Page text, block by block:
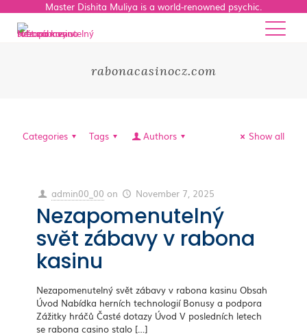
Master Dishita Muliya is a world-renowned psychic.
rabonacasinocz.com
Categories Tags Authors Show all
admin00_00 on November 7, 2025
Nezapomenutelný
svět zábavy v rabona
kasinu
Nezapomenutelný svět zábavy v rabona kasinu Obsah
Úvod Nabídka herních technologií Bonusy a podpora
Zážitky hráčů Časté dotazy Úvod V posledních letech
se rabona casino stalo […]